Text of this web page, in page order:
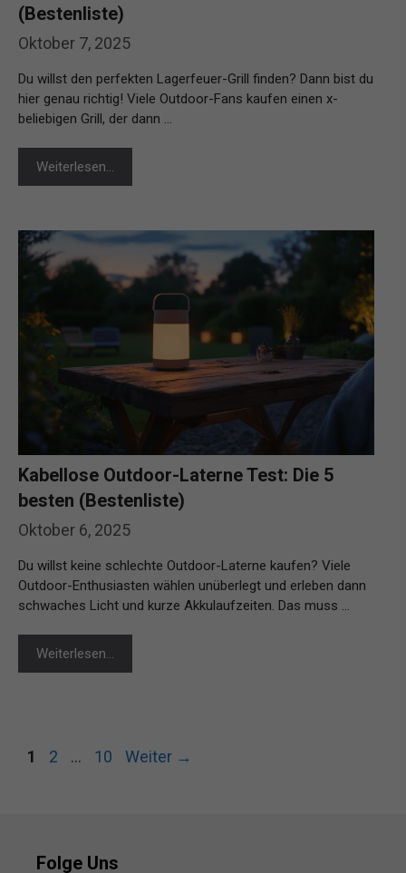
Oktober 7, 2025
(Bestenliste)
Du willst den perfekten Lagerfeuer-Grill finden? Dann bist du
hier genau richtig! Viele Outdoor-Fans kaufen einen x-
beliebigen Grill, der dann …
Weiterlesen…
Oktober 6, 2025
Kabellose Outdoor-Laterne Test: Die 5
besten (Bestenliste)
Du willst keine schlechte Outdoor-Laterne kaufen? Viele
Outdoor-Enthusiasten wählen unüberlegt und erleben dann
schwaches Licht und kurze Akkulaufzeiten. Das muss …
Weiterlesen…
Seite
1 Seite
2 … Seite
10 Weiter →
Folge Uns